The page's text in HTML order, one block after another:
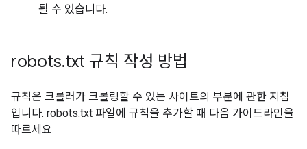
될 수 있습니다.
robots.txt 규칙 작성 방법
규칙은 크롤러가 크롤링할 수 있는 사이트의 부분에 관한 지침
입니다. robots.txt 파일에 규칙을 추가할 때 다음 가이드라인을
따르세요.